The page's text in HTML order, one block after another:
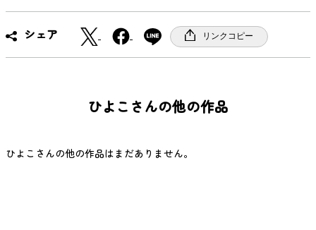
シェア
a
c
o
k
リンクコピー
ひよこさんの他の作品
ひよこさんの他の作品はまだありません。